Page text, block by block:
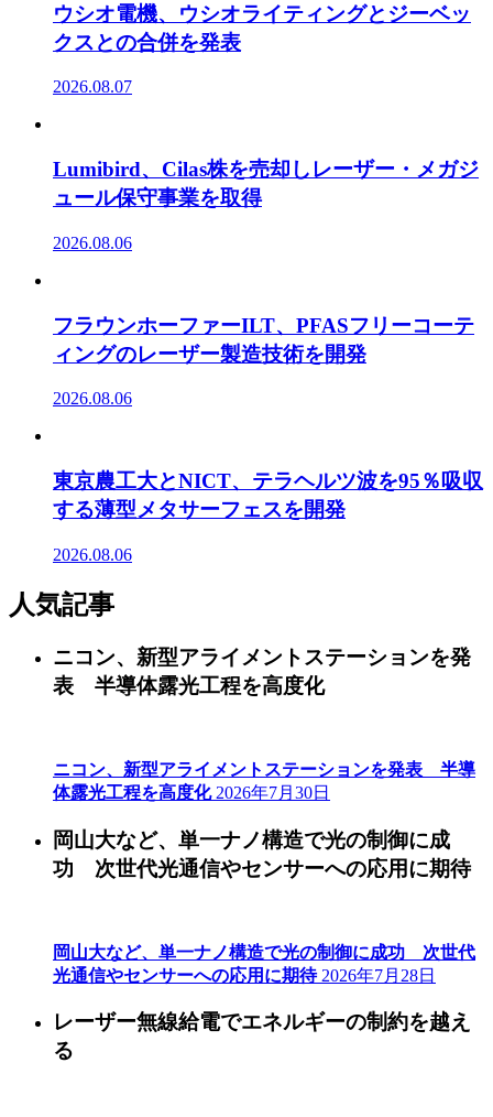
ウシオ電機、ウシオライティングとジーベッ
クスとの合併を発表
2026.08.07
Lumibird、Cilas株を売却しレーザー・メガジ
ュール保守事業を取得
2026.08.06
フラウンホーファーILT、PFASフリーコーテ
ィングのレーザー製造技術を開発
2026.08.06
東京農工大とNICT、テラヘルツ波を95％吸収
する薄型メタサーフェスを開発
2026.08.06
人気記事
ニコン、新型アライメントステーションを発
表 半導体露光工程を高度化
ニコン、新型アライメントステーションを発表 半導
体露光工程を高度化 2026年7月30日
岡山大など、単一ナノ構造で光の制御に成
功 次世代光通信やセンサーへの応用に期待
岡山大など、単一ナノ構造で光の制御に成功 次世代
光通信やセンサーへの応用に期待 2026年7月28日
レーザー無線給電でエネルギーの制約を越え
る